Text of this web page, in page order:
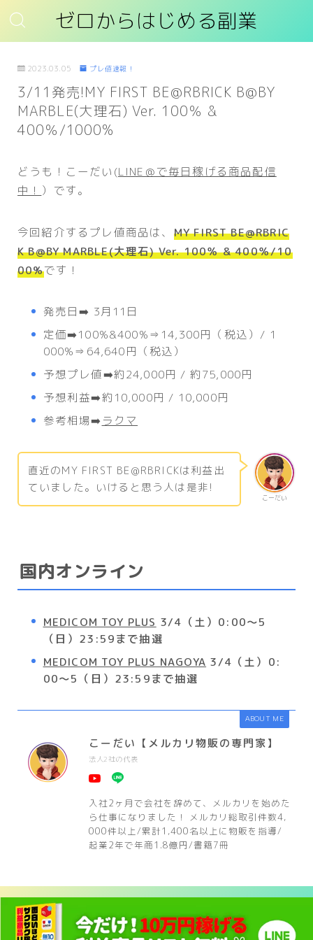
ゼロからはじめる副業
2023.03.05 プレ値速報！
3/11発売!MY FIRST BE@RBRICK B@BY
MARBLE(大理石) Ver. 100％ &
400％/1000%
どうも！こーだい(LINE＠で毎日稼げる商品配信
中！ ）です。
今回紹介するプレ値商品は、 MY FIRST BE@RBRIC
K B@BY MARBLE(大理石) Ver. 100％ & 400％/10
00%です！
発売日➡️ 3月11日
定価➡️100%&400%⇒14,300円（税込）/ 1
000%⇒64,640円（税込）
予想プレ値➡️約24,000円 / 約75,000円
予想利益➡️約10,000円 / 10,000円
参考相場➡️ラクマ
こーだい
直近のMY FIRST BE@RBRICKは利益出
ていました。いけると思う人は是非!
国内オンライン
MEDICOM TOY PLUS 3/4（土）0:00～5
（日）23:59まで抽選
MEDICOM TOY PLUS NAGOYA 3/4（土）0:
00～5（日）23:59まで抽選
ABOUT ME
こーだい【メルカリ物販の専門家】
法人2社の代表
入社2ヶ月で会社を辞めて、メルカリを始めた
ら仕事になりました！ メルカリ総取引件数4,
000件以上/累計1,400名以上に物販を指導/
起業2年で年商1.8億円/書籍7冊
HOME ＞ プレ値速報！
運営者情報 プライバシーポリシー